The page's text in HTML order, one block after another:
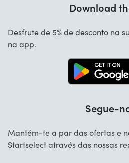
Contacta
Startselect App
Ofertas de emprego
Download
Desfrute de 5% de desconto na
na app.
Segue-
Mantém-te a par das ofertas e
Startselect através das nossas